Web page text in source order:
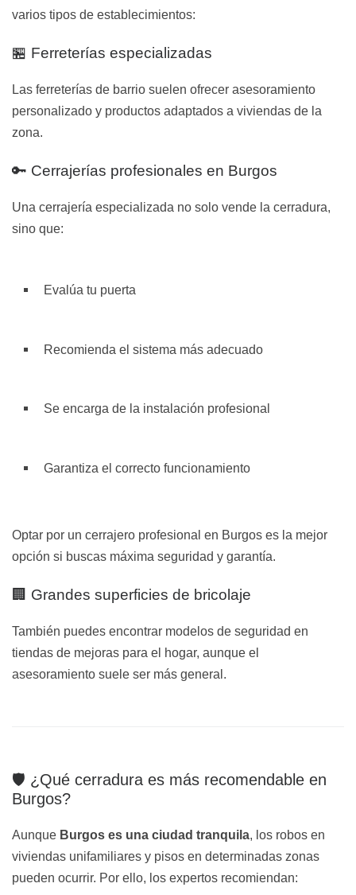
varios tipos de establecimientos:
🏪 Ferreterías especializadas
Las ferreterías de barrio suelen ofrecer asesoramiento
personalizado y productos adaptados a viviendas de la
zona.
🔑 Cerrajerías profesionales en Burgos
Una cerrajería especializada no solo vende la cerradura,
sino que:
Evalúa tu puerta
Recomienda el sistema más adecuado
Se encarga de la instalación profesional
Garantiza el correcto funcionamiento
Optar por un cerrajero profesional en Burgos es la mejor
opción si buscas máxima seguridad y garantía.
🏢 Grandes superficies de bricolaje
También puedes encontrar modelos de seguridad en
tiendas de mejoras para el hogar, aunque el
asesoramiento suele ser más general.
🛡️ ¿Qué cerradura es más recomendable en
Burgos?
Aunque Burgos es una ciudad tranquila, los robos en
viviendas unifamiliares y pisos en determinadas zonas
pueden ocurrir. Por ello, los expertos recomiendan: